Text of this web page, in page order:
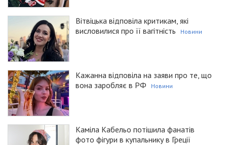
Вітвіцька відповіла критикам, які
висловилися про її вагітність
Новини
Кажанна відповіла на заяви про те, що
вона заробляє в РФ
Новини
Каміла Кабельо потішила фанатів
фото фігури в купальнику в Греції